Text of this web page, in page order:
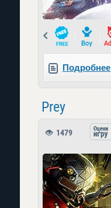
Prev
Подробнее
Prey
1479